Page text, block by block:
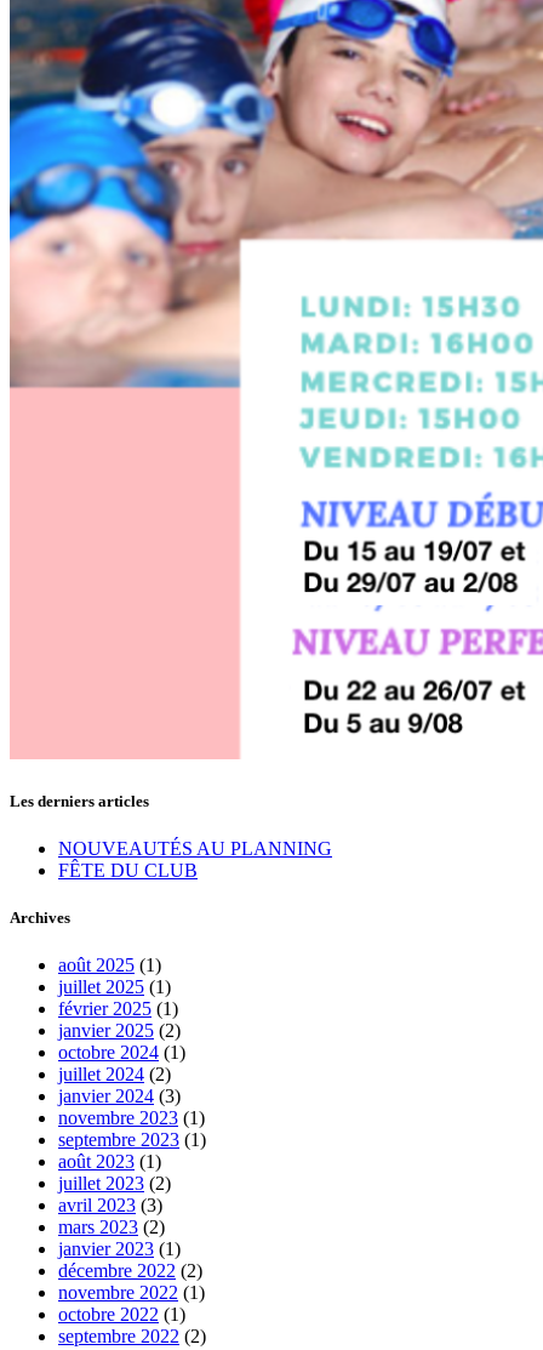
Les derniers articles
NOUVEAUTÉS AU PLANNING
FÊTE DU CLUB
Archives
août 2025 (1)
juillet 2025 (1)
février 2025 (1)
janvier 2025 (2)
octobre 2024 (1)
juillet 2024 (2)
janvier 2024 (3)
novembre 2023 (1)
septembre 2023 (1)
août 2023 (1)
juillet 2023 (2)
avril 2023 (3)
mars 2023 (2)
janvier 2023 (1)
décembre 2022 (2)
novembre 2022 (1)
octobre 2022 (1)
septembre 2022 (2)